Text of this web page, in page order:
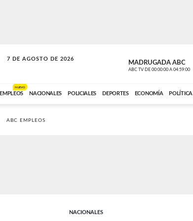
7 DE AGOSTO DE 2026
SOLO MÚSICA MADRUGADA ABC
ABC TV DE 00:00:00 A 04:59:00
EMPLEOS
NUEVO
NACIONALES POLICIALES DEPORTES ECONOMÍA POLÍTICA
ABC EMPLEOS
NACIONALES